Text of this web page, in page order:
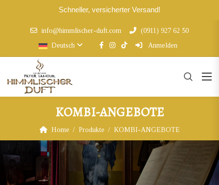
Schneller, versicherter Versand!
info@himmlischer-duft.com
(0911) 927 62 50
Deutsch
Anmelden
KOMBI-ANGEBOTE
Home Produkte KOMBI-ANGEBOTE